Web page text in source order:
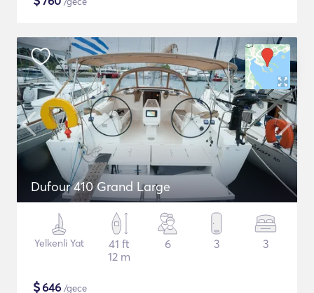
Dufour 410 Grand Large
Yelkenli Yat
41 ft
12 m
6 3 3
$646 /gece